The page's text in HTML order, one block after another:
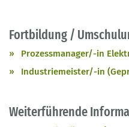
Fortbildung /
Prozessmanager/-in
Industriemeister/-in
Weiterführende